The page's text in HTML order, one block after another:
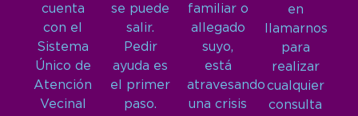
cuenta
con el
Sistema
Único de
Atención
Vecinal
se puede
salir.
Pedir
ayuda es
el primer
paso.
familiar o
allegado
suyo,
está
atravesando
una crisis
en
llamarnos
para
realizar
cualquier
consulta